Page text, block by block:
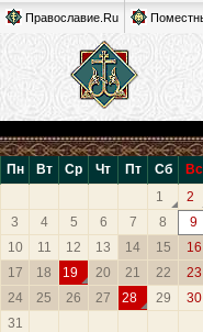
Православие.Ru
Пн Вт Ср Чт Пт Сб
Вс
1
2
3
4 5 6 7 8
9
10
11 12 13 14 15
16
17
18 19 20 21 22
23
24
25 26 27 28 29
30
31